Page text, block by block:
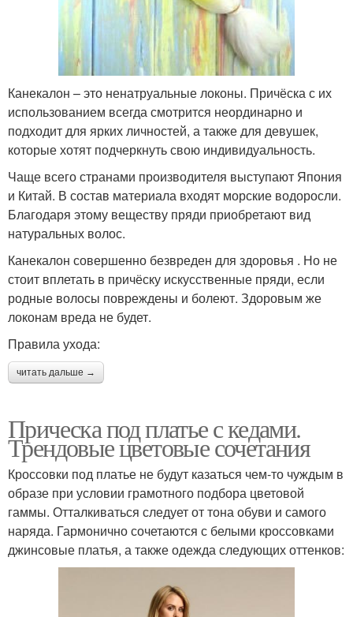
Канекалон – это ненатруальные локоны. Причёска с их
использованием всегда смотрится неординарно и
подходит для ярких личностей, а также для девушек,
которые хотят подчеркнуть свою индивидуальность.
Чаще всего странами производителя выступают Япония
и Китай. В состав материала входят морские водоросли.
Благодаря этому веществу пряди приобретают вид
натуральных волос.
Канекалон совершенно безвреден для здоровья . Но не
стоит вплетать в причёску искусственные пряди, если
родные волосы повреждены и болеют. Здоровым же
локонам вреда не будет.
Правила ухода:
читать дальше →
Прическа под платье с кедами.
Трендовые цветовые сочетания
Кроссовки под платье не будут казаться чем-то чуждым в
образе при условии грамотного подбора цветовой
гаммы. Отталкиваться следует от тона обуви и самого
наряда. Гармонично сочетаются с белыми кроссовками
джинсовые платья, а также одежда следующих оттенков: